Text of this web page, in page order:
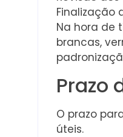
Finalização
Na hora de
brancas,
Prazo
O prazo
úteis.